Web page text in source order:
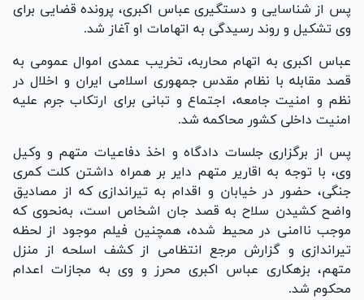
پس از شناسایی و دستگیری عباس اکبری، پرونده قضایی برای
وی تشکیل و روند رسیدگی به اتهامات او آغاز شد.
عباس اکبری به اتهام محاربه، تخریب عمدی اموال عمومی به
قصد مقابله با نظام مقدس جمهوری اسلامی ایران و اخلال در
نظم و امنیت جامعه، اجتماع و تبانی برای ارتکاب جرم علیه
امنیت داخلی کشور محاکمه شد.
پس از برگزاری جلسات دادگاه و اخذ دفاعیات متهم و وکیل
وی، با توجه به اقاریر متهم دایر بر همراه داشتن کلت کمری
جنگی، حضور در خیابان و اقدام به تیراندازی که از مصادیق
واضح کشیدن سلاح به قصد جان اشخاص است، به‌نحوی که
موجب ناامنی در محیط شده، همچنین فیلم موجود از لحظه
تیراندازی و گزارش مرجع انتظامی از کشف اسلحه از منزل
متهم، بزهکاری عباس اکبری محرز و وی به مجازات اعدام
محکوم شد.